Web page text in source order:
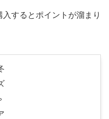
するとポイントが溜まり